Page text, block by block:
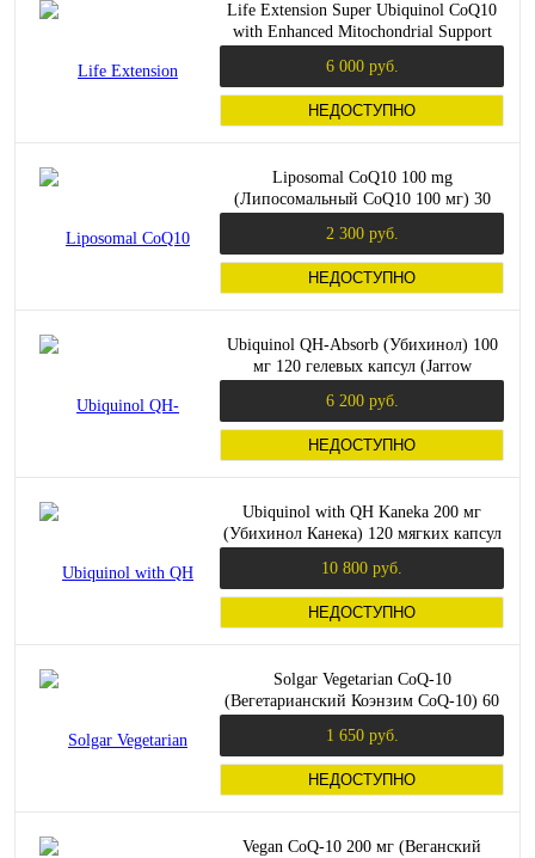
Life Extension Super Ubiquinol CoQ10
with Enhanced Mitochondrial Support
улучшенной поддержкой
митохондрий) 100 мг. 60 мягких
капсул
6 000 руб.
НЕДОСТУПНО
Liposomal CoQ10 100 mg
(Липосомальный CoQ10 100 мг) 30
2 300 руб.
НЕДОСТУПНО
Ubiquinol QH-Absorb (Убихинол) 100
мг 120 гелевых капсул (Jarrow
6 200 руб.
НЕДОСТУПНО
Ubiquinol with QH Kaneka 200 мг
(Убихинол Канека) 120 мягких капсул
10 800 руб.
НЕДОСТУПНО
Solgar Vegetarian CoQ-10
(Вегетарианский Коэнзим CoQ-10) 60
1 650 руб.
НЕДОСТУПНО
Vegan CoQ-10 200 мг (Веганский